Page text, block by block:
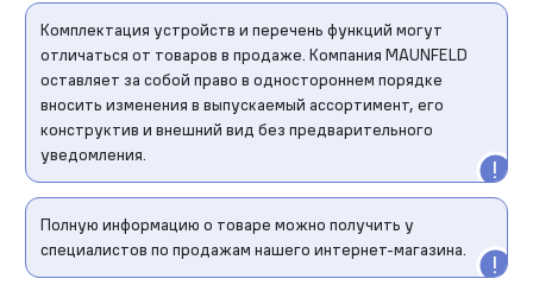
Комплектация устройств и перечень функций могут
отличаться от товаров в продаже. Компания MAUNFELD
оставляет за собой право в одностороннем порядке
вносить изменения в выпускаемый ассортимент, его
конструктив и внешний вид без предварительного
уведомления.
Полную информацию о товаре можно получить у
специалистов по продажам нашего интернет-магазина.